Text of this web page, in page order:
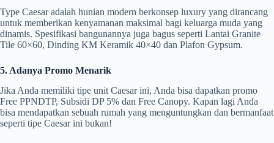
Type Caesar adalah hunian modern berkonsep luxury yang dirancang
untuk memberikan kenyamanan maksimal bagi keluarga muda yang
dinamis. Spesifikasi bangunannya juga bagus seperti Lantai Granite
Tile 60×60, Dinding KM Keramik 40×40 dan Plafon Gypsum.
5. Adanya Promo Menarik
Jika Anda memiliki tipe unit Caesar ini, Anda bisa dapatkan promo
Free PPNDTP, Subsidi DP 5% dan Free Canopy. Kapan lagi Anda
bisa mendapatkan sebuah rumah yang menguntungkan dan bermanfaat
seperti tipe Caesar ini bukan!